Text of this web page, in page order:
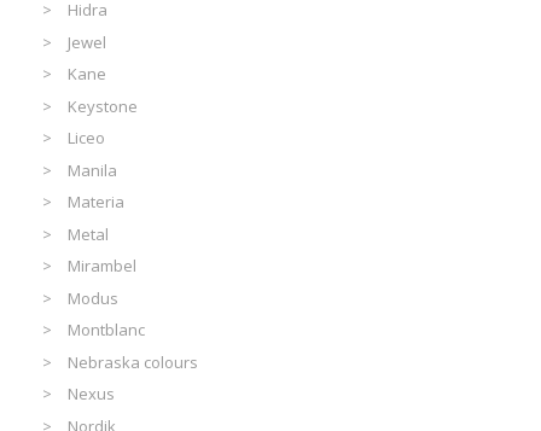
Hidra
Jewel
Kane
Keystone
Liceo
Manila
Materia
Metal
Mirambel
Modus
Montblanc
Nebraska colours
Nexus
Nordik